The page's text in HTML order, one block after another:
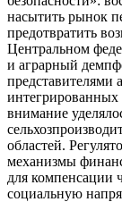
насытить рынок
предотвратить
Центральном
и аграрный
представителями
внимание
областей.
механизмы
для компенсации
социальную